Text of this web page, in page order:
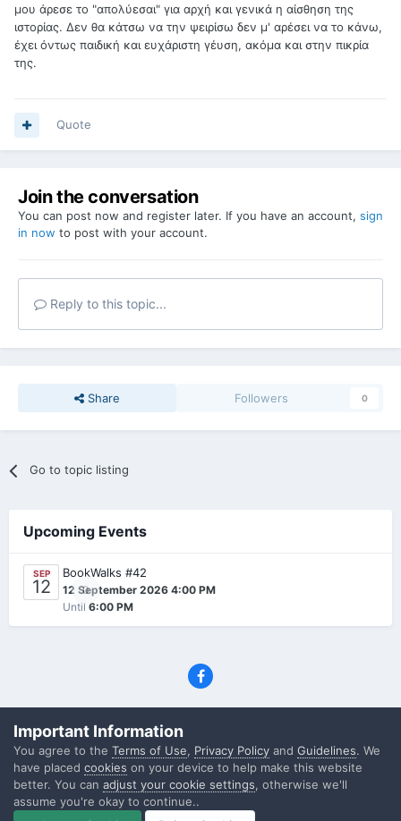
μου άρεσε το "απολύεσαι" για αρχή και γενικά η αίσθηση της
ιστορίας. Δεν θα κάτσω να την ψειρίσω δεν μ' αρέσει να το κάνω,
έχει όντως παιδική και ευχάριστη γέυση, ακόμα και στην πικρία
της.
Quote
Join the conversation
You can post now and register later. If you have an account, sign
in now to post with your account.
Reply to this topic...
Share Followers 0
Go to topic listing
Upcoming Events
SEP
12 0
BookWalks #42
12 September 2026 4:00 PM
Until 6:00 PM
(C) SFF.gr, All rights reserved
Powered by Invision Community
Important Information
You agree to the Terms of Use, Privacy Policy and Guidelines. We
have placed cookies on your device to help make this website
better. You can adjust your cookie settings, otherwise we'll
assume you're okay to continue..